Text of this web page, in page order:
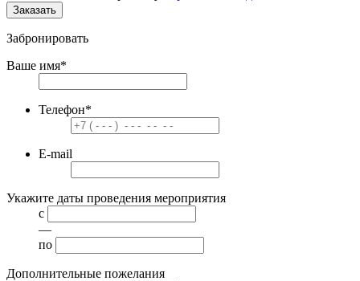
Заказать
Забронировать
Ваше имя*
Телефон*
E-mail
Укажите даты проведения мероприятия
с
—
по
Дополнительные пожелания